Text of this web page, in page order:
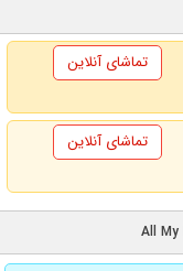
تماشای آنلاین
تماشای آنلاین